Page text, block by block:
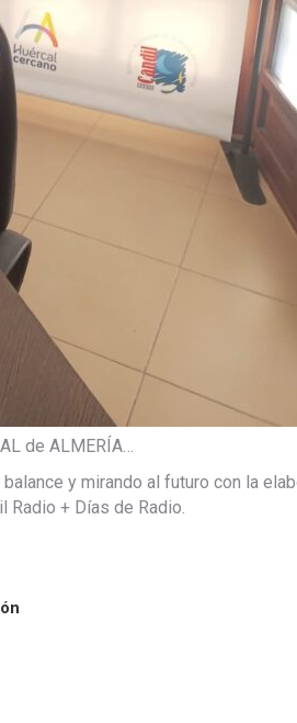
de ALMERÍA…
y mirando al futuro con la
Radio + Días de Radio.